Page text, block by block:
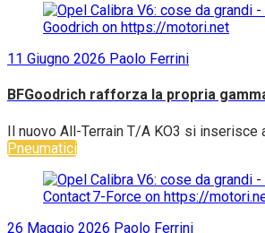
11 Giugno 2026 Paolo Ferrini
BFGoodrich rafforza la propria
Il nuovo All-Terrain T/A KO3 si inserisce
Pneumatici
26 Maggio 2026 Paolo Ferrini